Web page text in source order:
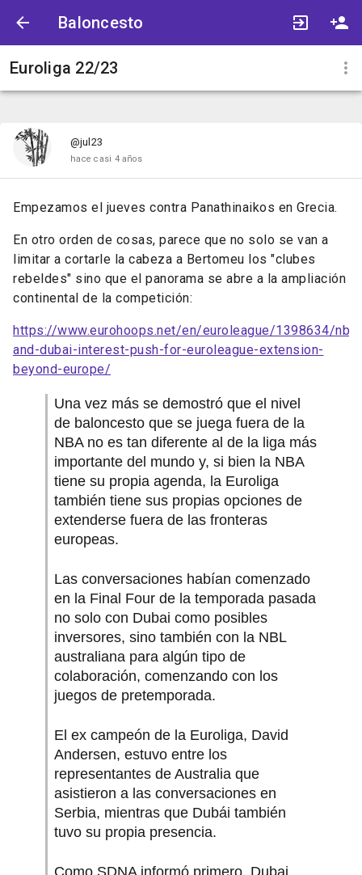
Baloncesto
Euroliga 22/23
@jul23
hace casi 4 años
Empezamos el jueves contra Panathinaikos en Grecia.
En otro orden de cosas, parece que no solo se van a
limitar a cortarle la cabeza a Bertomeu los "clubes
rebeldes" sino que el panorama se abre a la ampliación
continental de la competición:
https://www.eurohoops.net/en/euroleague/1398634/nbl-
and-dubai-interest-push-for-euroleague-extension-
beyond-europe/
Una vez más se demostró que el nivel
de baloncesto que se juega fuera de la
NBA no es tan diferente al de la liga más
importante del mundo y, si bien la NBA
tiene su propia agenda, la Euroliga
también tiene sus propias opciones de
extenderse fuera de las fronteras
europeas.
Las conversaciones habían comenzado
en la Final Four de la temporada pasada
no solo con Dubai como posibles
inversores, sino también con la NBL
australiana para algún tipo de
colaboración, comenzando con los
juegos de pretemporada.
El ex campeón de la Euroliga, David
Andersen, estuvo entre los
representantes de Australia que
asistieron a las conversaciones en
Serbia, mientras que Dubái también
tuvo su propia presencia.
Como SDNA informó primero, Dubai